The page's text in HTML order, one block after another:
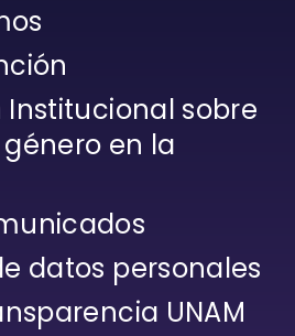
sobre
en la
datos personales
UNAM